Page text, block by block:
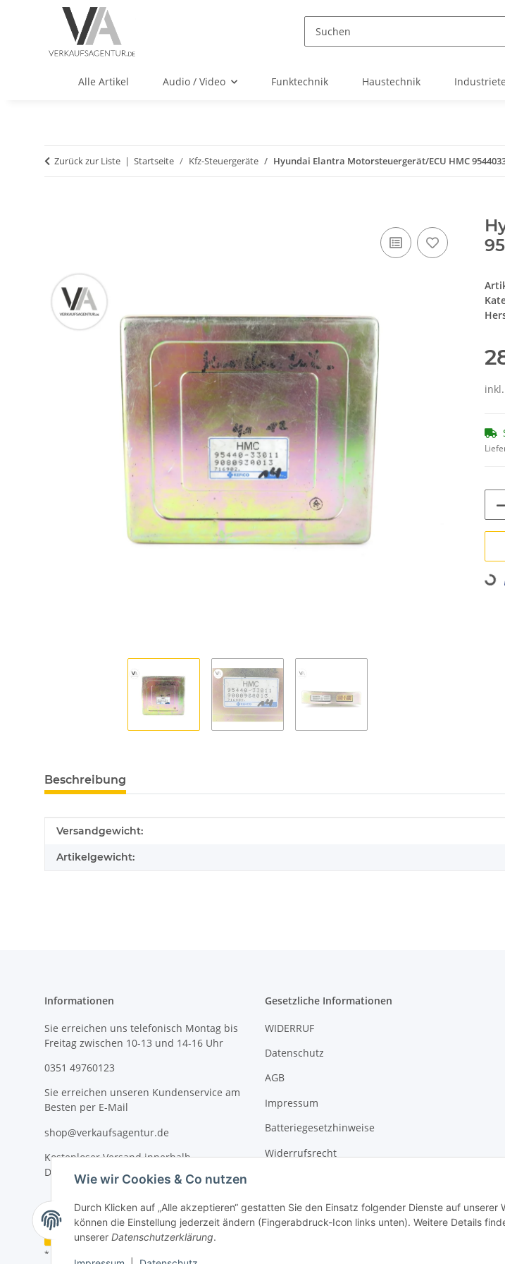
Wie wir Cookies & Co nutzen
Durch Klicken auf „Alle akzeptieren“ gestatten Sie den Einsatz folgender Dienste auf unserer
können die Einstellung jederzeit ändern (Fingerabdruck-Icon links unten). Weitere Details
unserer Datenschutzerklärung.
Alle Artikel Audio / Video Funktechnik Haustechnik
Zurück zur Liste Startseite Kfz-Steuergeräte Hyundai Elantra Motorsteuergerät/ECU HMC
Beschreibung
Produkteigenschaft
Wert
Versandgewicht:
Artikelgewicht:
Informationen
Sie erreichen uns telefonisch Montag bis
Freitag zwischen 10-13 und 14-16 Uhr
0351 49760123
Sie erreichen unseren Kundenservice am
Besten per E-Mail
shop@verkaufsagentur.de
Kostenloser Versand innerhalb
Deutschlands
Gesetzliche Informationen
WIDERRUF
Datenschutz
AGB
Impressum
Batteriegesetzhinweise
Widerrufsrecht
Vertrag widerrufen
* Alle Preise inkl. gesetzlicher USt., inkl.